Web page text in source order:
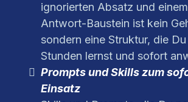
ignorierten Absatz und
Antwort-Baustein ist kein
sondern eine Struktur, die
Stunden lernst und sofort
Prompts und Skills zum
Einsatz